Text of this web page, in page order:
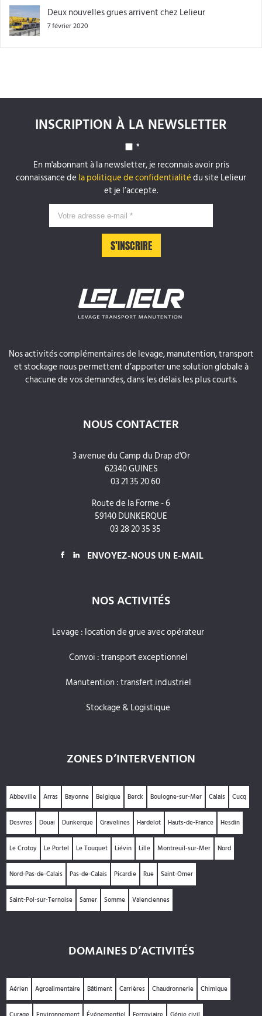
Deux nouvelles grues arrivent chez Lelieur
7 février 2020
INSCRIPTION À LA NEWSLETTER
*
En m'abonnant à la newsletter, je reconnais avoir pris
connaissance de la politique de confidentialitédu site Lelieur
et je l’accepte.
Nos activités complémentaires de levage, manutention, transport
et stockage nous permettent d’apporter une solution globale à
chacune de vos demandes, dans les délais les plus courts.
NOUS CONTACTER
3 avenue du Camp du Drap d'Or
62340 GUINES
03 21 35 20 60
Route de la Forme - 6
59140 DUNKERQUE
03 28 20 35 35
ENVOYEZ-NOUS UN E-MAIL
NOS ACTIVITÉS
Levage : location de grue avec opérateur
Convoi : transport exceptionnel
Manutention : transfert industriel
Stockage & Logistique
ZONES D’INTERVENTION
Abbeville Arras Bayonne Belgique Berck Boulogne-sur-Mer Calais Cucq
Desvres Douai Dunkerque Gravelines Hardelot Hauts-de-France Hesdin
Le Crotoy Le Portel Le Touquet Liévin Lille Montreuil-sur-Mer Nord
Nord-Pas-de-Calais Pas-de-Calais Picardie Rue Saint-Omer
Saint-Pol-sur-Ternoise Samer Somme Valenciennes
DOMAINES D’ACTIVITÉS
Aérien Agroalimentaire Bâtiment Carrières Chaudronnerie Chimique